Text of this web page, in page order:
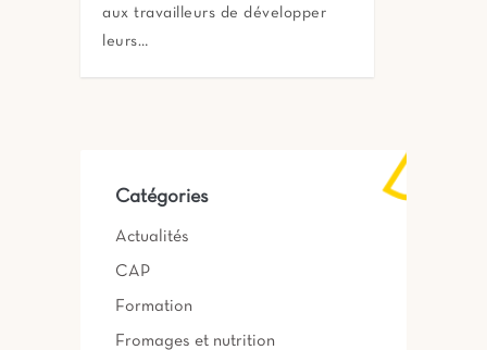
aux travailleurs de développer
leurs…
Catégories
Actualités
CAP
Formation
Fromages et nutrition